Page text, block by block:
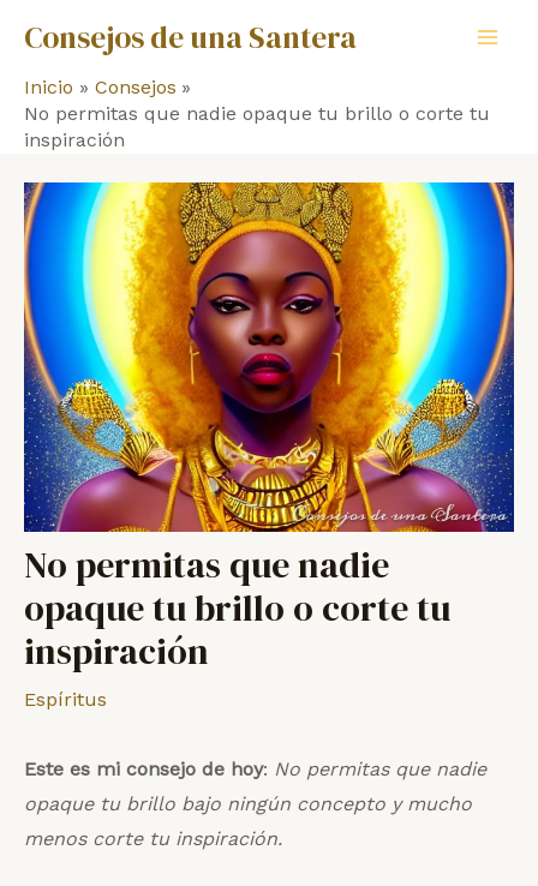
contenido
Consejos de una Santera
Inicio
Consejos
No permitas que nadie opaque tu brillo o corte tu
inspiración
No permitas que nadie
opaque tu brillo o corte tu
inspiración
Espíritus
Este es mi consejo de hoy: No permitas que nadie
opaque tu brillo bajo ningún concepto y mucho
menos corte tu inspiración.